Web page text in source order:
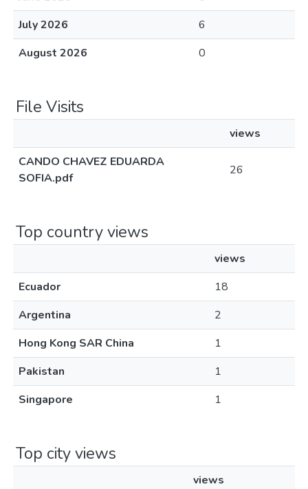
July 2026
6
August 2026
0
File Visits
views
CANDO CHAVEZ EDUARDA
SOFIA.pdf
26
Top country views
views
Ecuador
18
Argentina
2
Hong Kong SAR China
1
Pakistan
1
Singapore
1
Top city views
views